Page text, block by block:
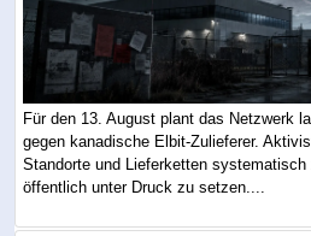
Für den 13. August plant das Netzwerk
gegen kanadische Elbit-Zulieferer.
Standorte und Lieferketten systematisch
öffentlich unter Druck zu setzen....